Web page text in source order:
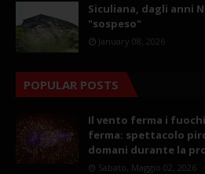
Siculiana, dagli anni
"sospeso"
January 08, 2026
POPULAR POSTS
Il vento ferma i
ferma: spettacolo
domani durante la
Sabato, Maggio 02, 2026